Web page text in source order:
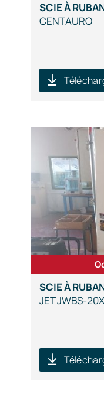
SCIE À
CENTAURO
SCIE À
JET JWBS-20X